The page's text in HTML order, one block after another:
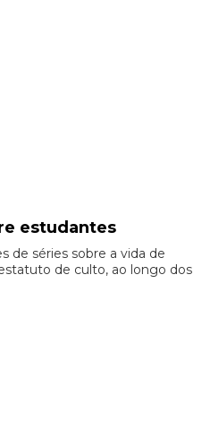
estudantes
de séries sobre a vida de
de culto, ao longo dos